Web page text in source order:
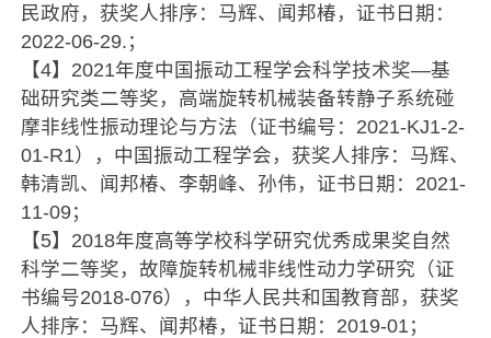
民政府，获奖人排序：马辉、闻邦椿，证书日期：
2022-06-29.；
【4】2021年度中国振动工程学会科学技术奖—基
础研究类二等奖，高端旋转机械装备转静子系统碰
摩非线性振动理论与方法（证书编号：2021-KJ1-2-
01-R1），中国振动工程学会，获奖人排序：马辉、
韩清凯、闻邦椿、李朝峰、孙伟，证书日期：2021-
11-09；
【5】2018年度高等学校科学研究优秀成果奖自然
科学二等奖，故障旋转机械非线性动力学研究（证
书编号2018-076），中华人民共和国教育部，获奖
人排序：马辉、闻邦椿，证书日期：2019-01；